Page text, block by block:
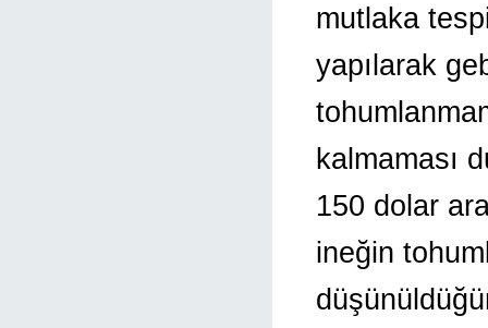
mutlaka
yapılarak
kalmaması
150 dolar
ineğin